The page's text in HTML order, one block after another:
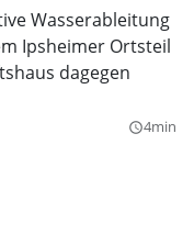
Wasserableitung
Ipsheimer Ortsteil
dagegen
query_builder4min